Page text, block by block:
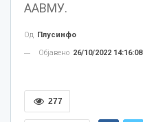
ААВМУ.
Од Плусинфо
Објавено 26/10/2022 14:16:08
277